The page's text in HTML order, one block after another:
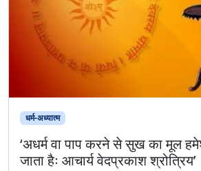
धर्म-अध्यात्म
‘अधर्म वा पाप करने से सुख का मूल
जाता हैः आचार्य वेदप्रकाश श्रोत्रिय’